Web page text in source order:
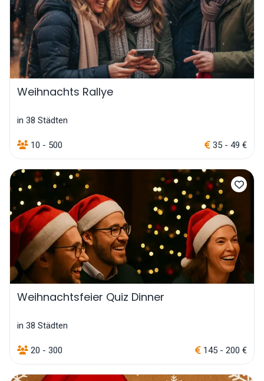
Weihnachts Rallye
in 38 Städten
10 - 500 35 - 49 €
Weihnachtsfeier Quiz Dinner
in 38 Städten
20 - 300 145 - 200 €